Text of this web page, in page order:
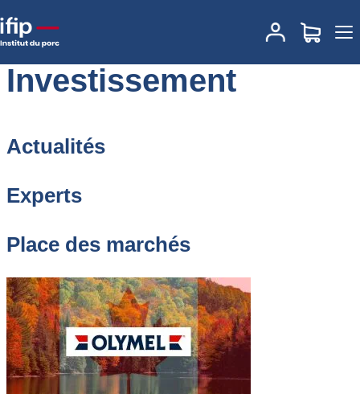
Accueil
Investissement
Actualités
Experts
Place des marchés